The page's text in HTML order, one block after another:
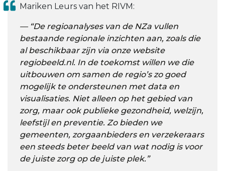
Mariken Leurs van het RIVM:
“De regioanalyses van de NZa vullen
bestaande regionale inzichten aan, zoals die
al beschikbaar zijn via onze website
regiobeeld.nl. In de toekomst willen we die
uitbouwen om samen de regio’s zo goed
mogelijk te ondersteunen met data en
visualisaties. Niet alleen op het gebied van
zorg, maar ook publieke gezondheid, welzijn,
leefstijl en preventie. Zo bieden we
gemeenten, zorgaanbieders en verzekeraars
een steeds beter beeld van wat nodig is voor
de juiste zorg op de juiste plek.”